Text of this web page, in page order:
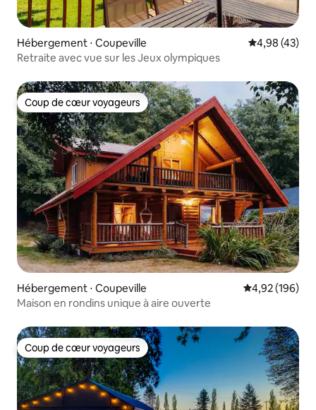
Hébergement ⋅ Coupeville Évaluation
4,98 (43)
Retraite avec vue sur les Jeux olympiques
Coup de cœur voyageurs
Coup de cœur voyageurs
Hébergement ⋅ Coupeville Évaluation
4,92 (196)
Maison en rondins unique à aire ouverte
Coup de cœur voyageurs
Coup de cœur voyageurs